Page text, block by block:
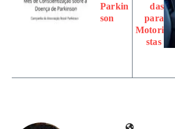
Parkin
son
das
para
Motori
stas